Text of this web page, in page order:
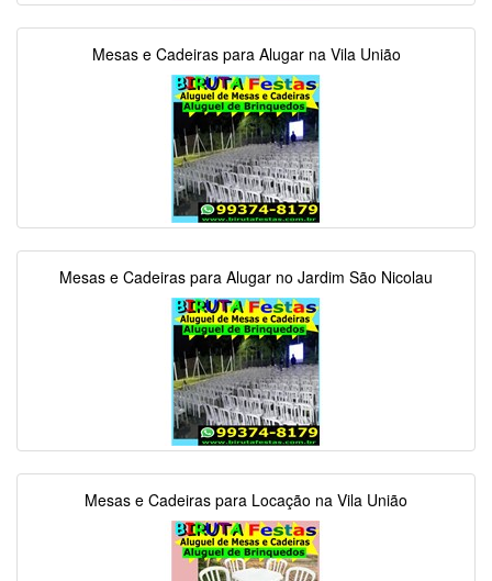
Mesas e Cadeiras para Alugar na Vila União
Mesas e Cadeiras para Alugar no Jardim São Nicolau
Mesas e Cadeiras para Locação na Vila União